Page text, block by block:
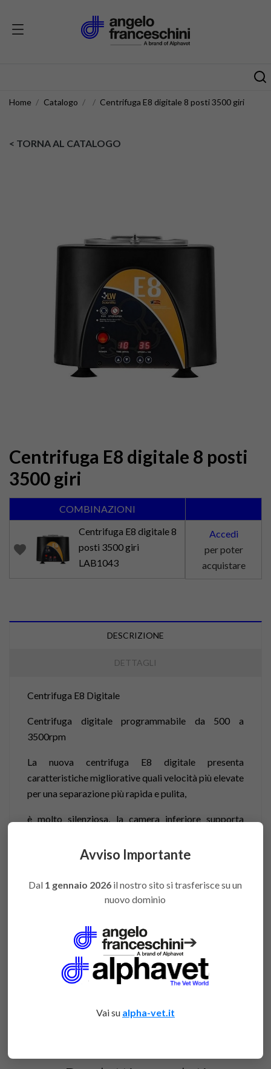
Home Catalogo Centrifuga E8 digitale 8 posti 3500 giri
< TORNA AL CATALOGO
Centrifuga E8 digitale 8 posti
3500 giri
COMBINAZIONI
favorite
Centrifuga E8 digitale 8
posti 3500 giri
LAB1043
Accedi
per poter
acquistare
DESCRIZIONE
DETTAGLI
Centrifuga E8 Digitale
Centrifuga digitale programmabile da 500 a
3500rpm
La nuova centrifuga E8 digitale presenta
caratteristiche migliorative quali velocità più elevate
per una separazione più rapida e pulita,
è molto silenziosa, la camera inferiore supporta
armadietto, ha inoltre funzione di auto-calibrazione
della velocità per risultati di precisione,
dispone di un auto-freno per arrestare il rotore in
meno di 30 secondi ciò consente di risparmiare
tempo nei laboratori.
Questo modello è totalmente digitale, senza
Avviso Importante
Dal 1 gennaio 2026 il nostro sito si trasferisce su un
nuovo dominio
➔
Vai su alpha-vet.it